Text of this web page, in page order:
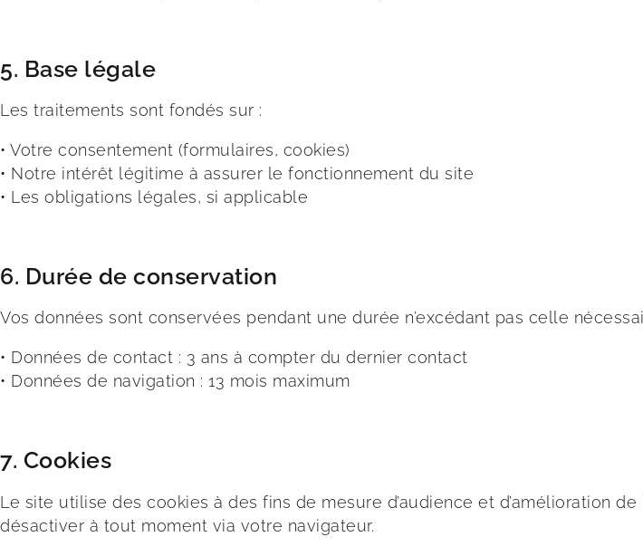
5. Base légale
Les traitements sont fondés sur :
• Votre consentement (formulaires, cookies)
• Notre intérêt légitime à assurer le fonctionnement du site
• Les obligations légales, si applicable
6. Durée de conservation
Vos données sont conservées pendant une durée n’excédant pas celle
• Données de contact : 3 ans à compter du dernier contact
• Données de navigation : 13 mois maximum
7. Cookies
Le site utilise des cookies à des fins de mesure d’audience et d’amélioration
désactiver à tout moment via votre navigateur.